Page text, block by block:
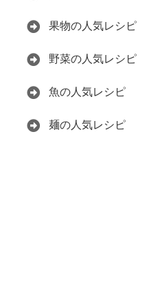
果物の人気レシピ
野菜の人気レシピ
魚の人気レシピ
麺の人気レシピ